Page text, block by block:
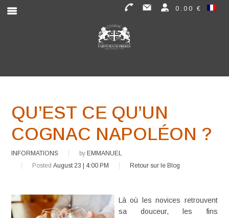
0.00 €
QU’EST CE QU’UN
COGNAC NAPOLÉON ?
INFORMATIONS by EMMANUEL
PostedAugust 23 | 4:00 PM Retour sur le Blog
Là où les novices retrouvent
sa douceur, les fins